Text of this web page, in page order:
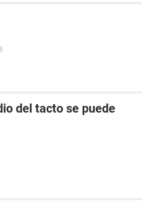
del tacto se puede